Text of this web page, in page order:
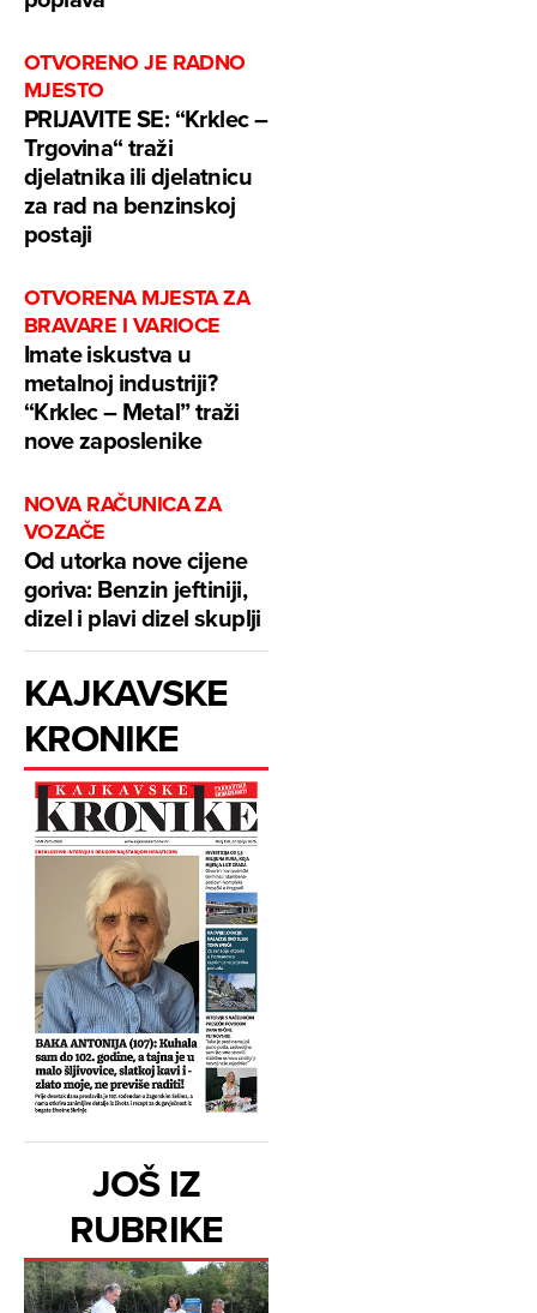
OTVORENO JE RADNO
MJESTO
PRIJAVITE SE: “Krklec –
Trgovina“ traži
djelatnika ili djelatnicu
za rad na benzinskoj
postaji
OTVORENA MJESTA ZA
BRAVARE I VARIOCE
Imate iskustva u
metalnoj industriji?
“Krklec – Metal” traži
nove zaposlenike
NOVA RAČUNICA ZA
VOZAČE
Od utorka nove cijene
goriva: Benzin jeftiniji,
dizel i plavi dizel skuplji
KAJKAVSKE
KRONIKE
JOŠ IZ
RUBRIKE